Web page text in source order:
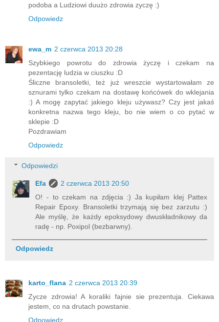
podoba a Ludziowi duużo zdrowia zyczę :)
Odpowiedz
ewa_m 2 czerwca 2013 20:28
Szybkiego powrotu do zdrowia życzę i czekam na
pezentację ludzia w ciuszku :D
Śliczne bransoletki, też już wreszcie wystartowałam ze
sznurami tylko czekam na dostawę końcówek do wklejania
:) A mogę zapytać jakiego kleju używasz? Czy jest jakaś
konkretna nazwa tego kleju, bo nie wiem o co pytać w
sklepie :D
Pozdrawiam
Odpowiedz
Odpowiedzi
Efa
2 czerwca 2013 20:50
O! - to czekam na zdjęcia :) Ja kupiłam klej Pattex
Repair Epoxy. Bransoletki trzymają się bez zarzutu :)
Ale myślę, że każdy epoksydowy dwuskładnikowy da
radę - np. Poxipol (bezbarwny).
Odpowiedz
karto_flana 2 czerwca 2013 20:39
Zycze zdrowia! A koraliki fajnie sie prezentuja. Ciekawa
jestem, co na drutach powstanie.
Odpowiedz